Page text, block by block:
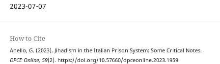
2023-07-07
How to Cite
Anello, G. (2023). Jihadism in the Italian Prison System: Some Critical Notes.
DPCE Online, 59(2). https://doi.org/10.57660/dpceonline.2023.1959